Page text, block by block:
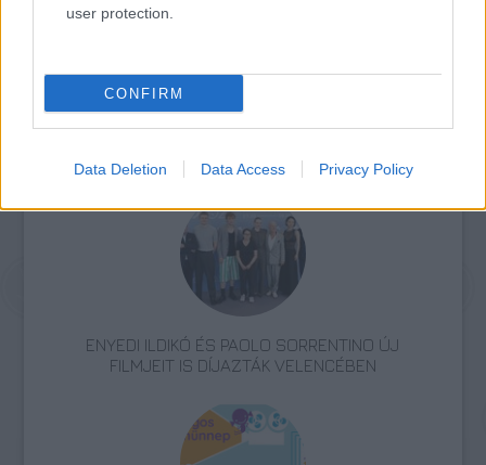
user protection.
CONFIRM
Data Deletion Data Access Privacy Policy
ENYEDI ILDIKÓ ÉS PAOLO SORRENTINO ÚJ
FILMJEIT IS DÍJAZTÁK VELENCÉBEN